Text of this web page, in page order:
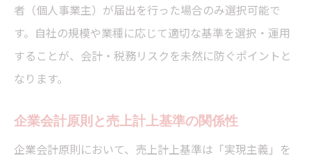
売上計上漏れや二重計上のリスク回避法
計上基準の誤りが経理に与える影響とは
税理士が指摘する計上時期の適正判断
収益認識基準への対応方法を税理士目線で紹介
税理士が語る収益認識基準の基本事項
者（個人事業主）が届出を行った場合のみ選択可能で
す。自社の規模や業種に応じて適切な基準を選択・運用
することが、会計・税務リスクを未然に防ぐポイントと
なります。
企業会計原則と売上計上基準の関係性
企業会計原則において、売上計上基準は「実現主義」を